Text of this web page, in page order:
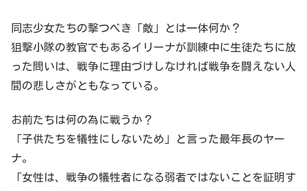
同志少女たちの撃つべき「敵」とは一体何か？
狙撃小隊の教官でもあるイリーナが訓練中に生徒たちに放
った問いは、戦争に理由づけしなければ戦争を闘えない人
間の悲しさがともなっている。
お前たちは何の為に戦うか？
「子供たちを犠牲にしないため」と言った最年長のヤー
ナ。
「女性は、戦争の犠牲者になる弱者ではないことを証明す